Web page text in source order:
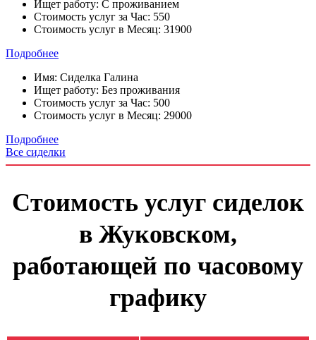
Ищет работу: С проживанием
Стоимость услуг за Час: 550
Стоимость услуг в Месяц: 31900
Подробнее
Имя: Сиделка Галина
Ищет работу: Без проживания
Стоимость услуг за Час: 500
Стоимость услуг в Месяц: 29000
Подробнее
Все сиделки
Стоимость услуг сиделок
в Жуковском,
работающей по часовому
графику